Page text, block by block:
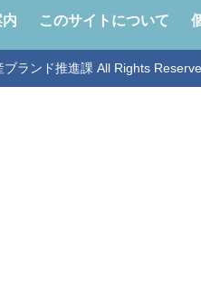
このサイトについて
ランド推進課 All Rights